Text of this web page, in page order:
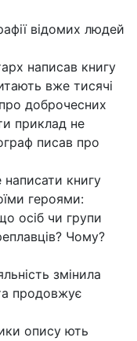
відомих людей
написав книгу
вже тисячі
доброчесних
приклад не
писав про
написати книгу
героями:
осіб чи групи
Чому?
змінила
продовжує
опису ють